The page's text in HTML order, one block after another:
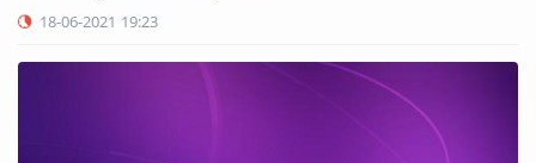
18-06-2021 19:23